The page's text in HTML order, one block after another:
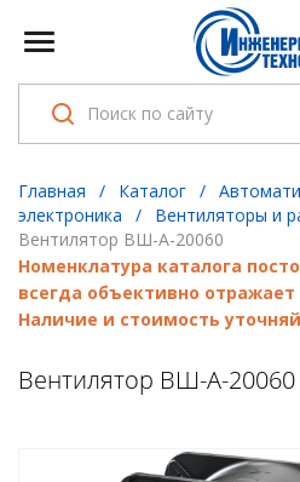
Главная / Каталог /
электроника
/ Вентиляторы и
Вентилятор ВШ-А-20060
Номенклатура каталога
всегда объективно
Наличие и стоимость
Вентилятор ВШ-А-20060